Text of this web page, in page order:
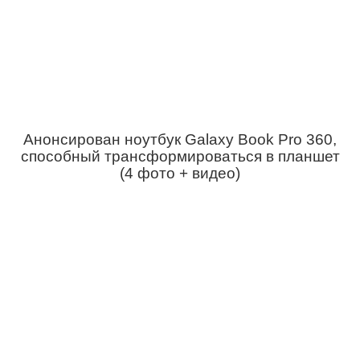
Анонсирован ноутбук Galaxy Book Pro 360,
способный трансформироваться в планшет
(4 фото + видео)